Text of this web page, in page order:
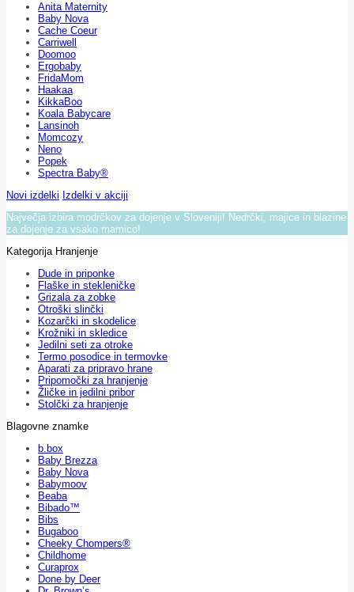
Anita Maternity
Baby Nova
Cache Coeur
Carriwell
Doomoo
Ergobaby
FridaMom
Haakaa
KikkaBoo
Koala Babycare
Lansinoh
Momcozy
Neno
Popek
Spectra Baby®
Novi izdelki Izdelki v akciji
Največja izbira modrčkov za dojenje v Sloveniji! Nedrčki, majice in blazine
za dojenje za vsako mamico!
Kategorija Hranjenje
Dude in priponke
Flaške in stekleničke
Grizala za zobke
Otroški slinčki
Kozarčki in skodelice
Krožniki in skledice
Jedilni seti za otroke
Termo posodice in termovke
Aparati za pripravo hrane
Pripomočki za hranjenje
Žličke in jedilni pribor
Stolčki za hranjenje
Blagovne znamke
b.box
Baby Brezza
Baby Nova
Babymoov
Beaba
Bibado™
Bibs
Bugaboo
Cheeky Chompers®
Childhome
Curaprox
Done by Deer